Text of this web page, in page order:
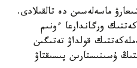
ماسەلەسىن دە تالقىلادى.
ورگاندارعا ءونىم
قولداۋ تەتىگىن
ۇسىنىستارىن پىسىقتاۋ